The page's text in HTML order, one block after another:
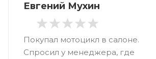
Евгений Мухин
Покупал мотоцикл в салоне.
Спросил у менеджера, где